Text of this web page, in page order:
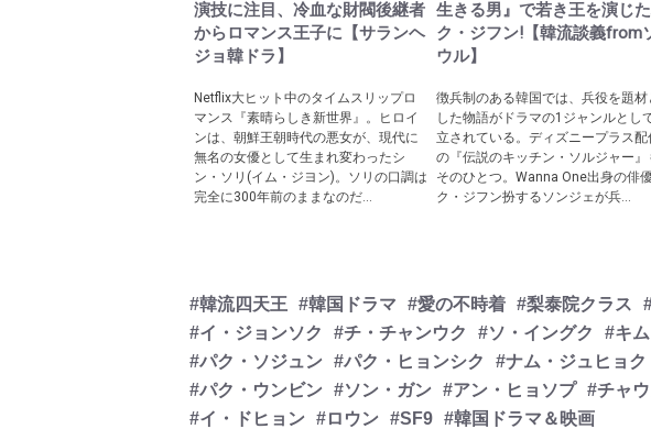
演技に注目、冷血な財閥後継者
からロマンス王子に【サランヘ
ジョ韓ドラ】
Netflix大ヒット中のタイムスリップロ
マンス『素晴らしき新世界』。ヒロイ
ンは、朝鮮王朝時代の悪女が、現代に
無名の女優として生まれ変わったシ
ン・ソリ(イム・ジヨン)。ソリの口調は
完全に300年前のままなのだ...
生きる男』で若き王を演じ
ク・ジフン!【韓流談義from
ウル】
徴兵制のある韓国では、兵役を題材
した物語がドラマの1ジャンルとし
立されている。ディズニープラス配
の『伝説のキッチン・ソルジャー』
そのひとつ。Wanna One出身の俳
ク・ジフン扮するソンジェが兵...
#韓流四天王 #韓国ドラマ #愛の不時着 #梨泰院クラス
#イ・ジョンソク
#チ・チャンウク #ソ・イングク #キ
#パク・ソジュン #パク・ヒョンシク #ナム・ジュヒョク
#パク・ウンビン #ソン・ガン #アン・ヒョソプ #チャ
#イ・ドヒョン #ロウン #SF9 #韓国ドラマ＆映画